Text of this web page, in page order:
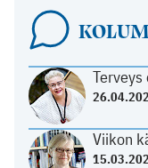
Viikon